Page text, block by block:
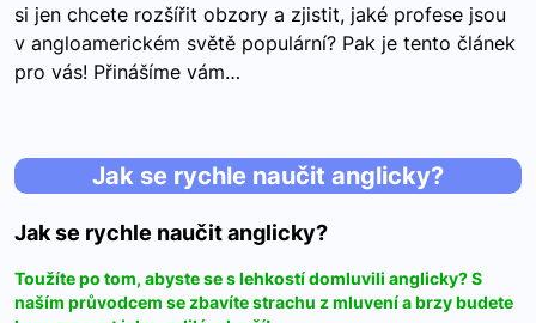
si jen chcete rozšířit obzory a zjistit, jaké profese jsou
v angloamerickém světě populární? Pak je tento článek
pro vás! Přinášíme vám…
Jak se rychle naučit anglicky?
Jak se rychle naučit anglicky?
Toužíte po tom, abyste se s lehkostí domluvili anglicky? S
naším průvodcem se zbavíte strachu z mluvení a brzy budete